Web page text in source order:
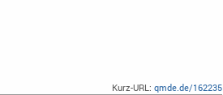
Kurz-URL:qmde.de/162235